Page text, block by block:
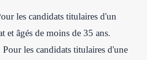
les candidats titulaires d'un
et âgés de moins de 35 ans.
Pour les candidats titulaires d'une